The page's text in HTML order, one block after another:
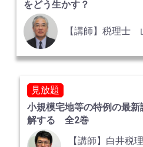
をどう生かす？
【講師】税理士
見放題
小規模宅地等の特例の最
解する 全2巻
【講師】白井